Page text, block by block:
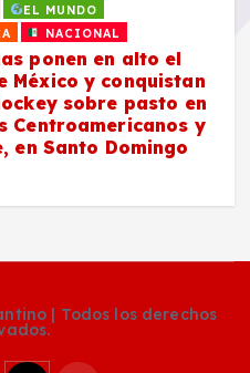
EL MUNDO
NACIONAL
ponen en alto el
México y conquistan
sobre pasto en
Centroamericanos y
en Santo Domingo
| Todos los derechos